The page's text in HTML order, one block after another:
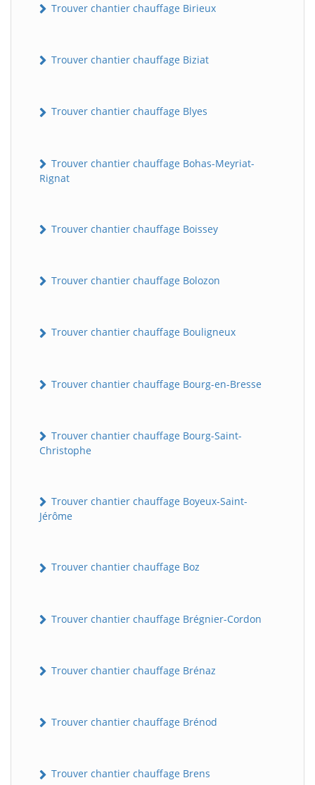
Trouver chantier chauffage Birieux
Trouver chantier chauffage Biziat
Trouver chantier chauffage Blyes
Trouver chantier chauffage Bohas-Meyriat-
Rignat
Trouver chantier chauffage Boissey
Trouver chantier chauffage Bolozon
Trouver chantier chauffage Bouligneux
Trouver chantier chauffage Bourg-en-Bresse
Trouver chantier chauffage Bourg-Saint-
Christophe
Trouver chantier chauffage Boyeux-Saint-
Jérôme
Trouver chantier chauffage Boz
Trouver chantier chauffage Brégnier-Cordon
Trouver chantier chauffage Brénaz
Trouver chantier chauffage Brénod
Trouver chantier chauffage Brens